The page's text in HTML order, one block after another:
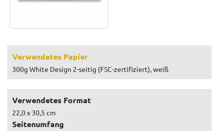
Verwendetes Papier
300g White Design 2-seitig (FSC-zertifiziert), weiß
Verwendetes Format
22,0 x 30,5 cm
Seitenumfang